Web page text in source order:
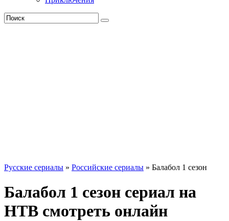
Русские сериалы » Российские сериалы » Балабол 1 сезон
Балабол 1 сезон сериал на
НТВ смотреть онлайн